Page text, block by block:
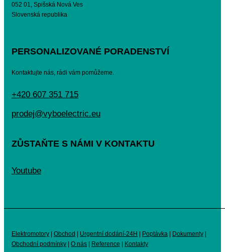
052 01, Spišská Nová Ves
Slovenská republika
PERSONALIZOVANÉ PORADENSTVÍ
Kontaktujte nás, rádi vám pomůžeme.
+420 607 351 715
prodej@vyboelectric.eu
ZŮSTAŇTE S NÁMI V KONTAKTU
Youtube
Elektromotory | Obchod | Urgentní dodání-24H | Poptávka | Dokumenty |
Obchodní podmínky | O nás | Reference | Kontakty